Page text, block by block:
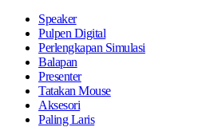
Speaker
Pulpen Digital
Perlengkapan Simulasi
Balapan
Presenter
Tatakan Mouse
Aksesori
Paling Laris